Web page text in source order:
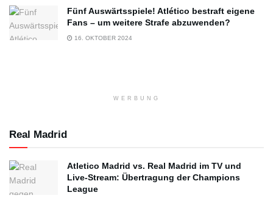
Fünf Auswärtsspiele! Atlético bestraft eigene
Fans – um weitere Strafe abzuwenden?
16. OKTOBER 2024
WERBUNG
Real Madrid
Atletico Madrid vs. Real Madrid im TV und
Live-Stream: Übertragung der Champions
League